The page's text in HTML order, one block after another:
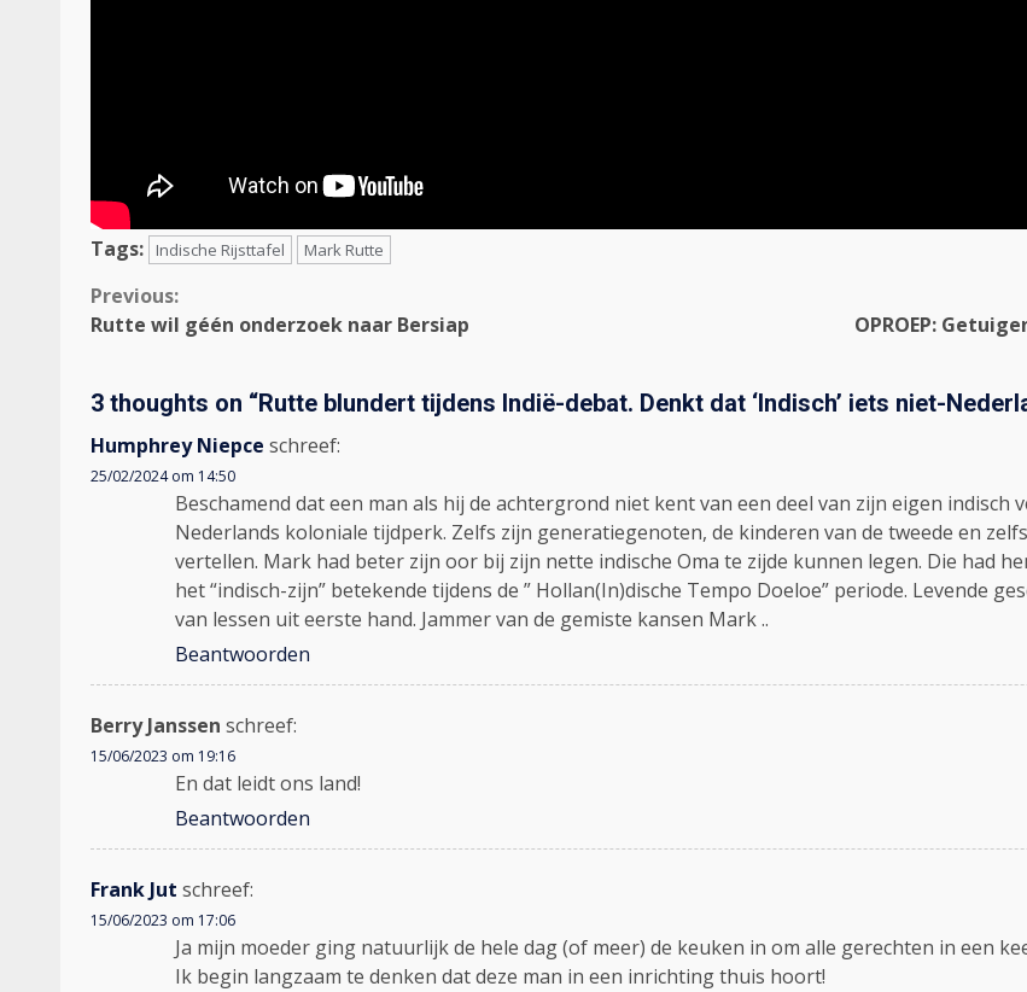
Tags: Indische Rijsttafel Mark Rutte
Continue
Reading
Previous:
Rutte wil géén onderzoek naar Bersiap
OPROEP:
3 thoughts on “Rutte blundert tijdens Indië-debat. Denkt dat ‘Indisch’ iets niet-
Humphrey Niepce schreef:
25/02/2024 om 14:50
Beschamend dat een man als hij de achtergrond niet kent van een deel van zijn eigen
Nederlands koloniale tijdperk. Zelfs zijn generatiegenoten, de kinderen van de tweede en
vertellen. Mark had beter zijn oor bij zijn nette indische Oma te zijde kunnen legen. Die had
het “indisch-zijn” betekende tijdens de ” Hollan(In)dische Tempo Doeloe” periode. Levende
van lessen uit eerste hand. Jammer van de gemiste kansen Mark ..
Beantwoorden
Berry Janssen schreef:
15/06/2023 om 19:16
En dat leidt ons land!
Beantwoorden
Frank Jut schreef:
15/06/2023 om 17:06
Ja mijn moeder ging natuurlijk de hele dag (of meer) de keuken in om alle gerechten in een
Ik begin langzaam te denken dat deze man in een inrichting thuis hoort!